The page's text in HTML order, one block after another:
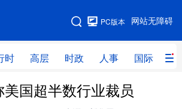
网站无障碍
PC版本
时 高层 时政 人事 国际 财
网站地图
高层 时政
美国超半数行业裁员